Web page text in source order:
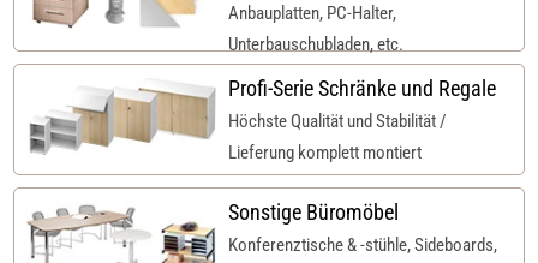
Anbauplatten, PC-Halter,
Unterbauschubladen, etc.
Profi-Serie Schränke und Regale
Höchste Qualität und Stabilität /
Lieferung komplett montiert
Sonstige Büromöbel
Konferenztische & -stühle, Sideboards,